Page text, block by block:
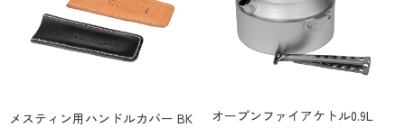
メスティン用ハンドルカバー BK
オープンファイアケトル0.9L